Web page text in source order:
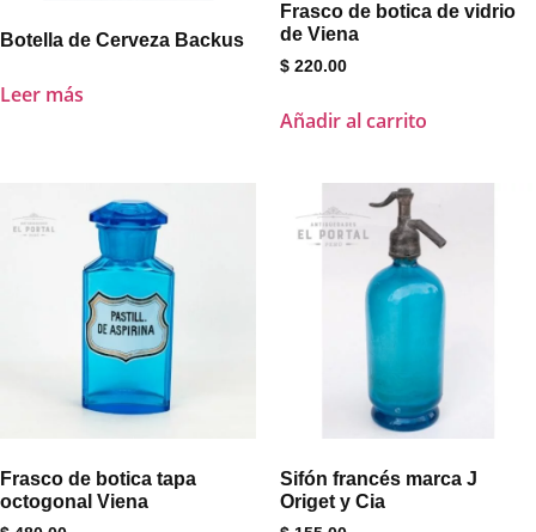
Botella de Cerveza Backus
Leer más
Frasco de botica de vidrio
de Viena
$ 220.00
Añadir al carrito
Frasco de botica tapa
octogonal Viena
Sifón francés marca J
Origet y Cia